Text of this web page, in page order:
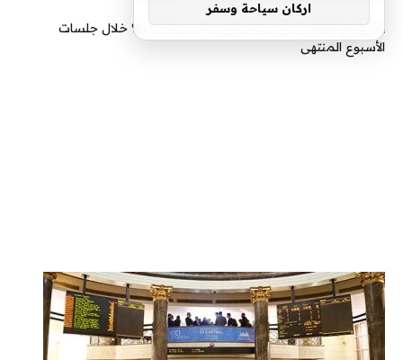
اركان سياحة وسفر